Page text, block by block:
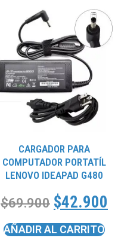
CARGADOR PARA
COMPUTADOR PORTATÍL
LENOVO IDEAPAD G480
$69.900 $42.900
AÑADIR AL CARRITO